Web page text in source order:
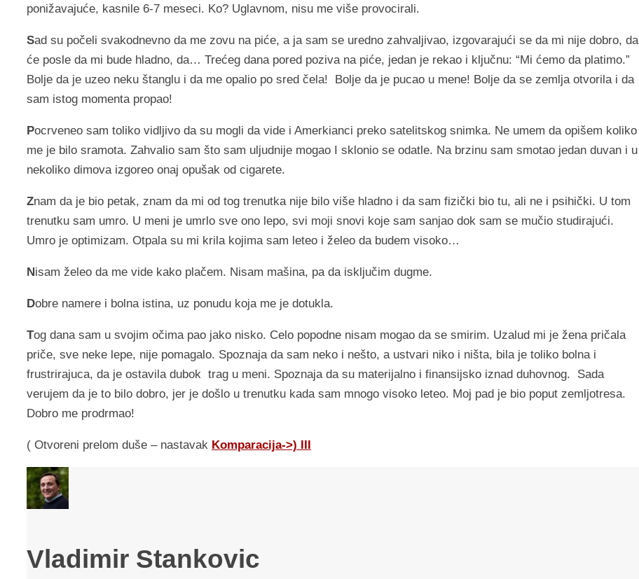
ponižavajuće, kasnile 6-7 meseci. Ko? Uglavnom, nisu me više provocirali.
Sad su počeli svakodnevno da me zovu na piće, a ja sam se uredno zahvaljivao, izgovarajući se da mi nije dobro, da
će posle da mi bude hladno, da… Trećeg dana pored poziva na piće, jedan je rekao i ključnu: “Mi ćemo da platimo.”
Bolje da je uzeo neku štanglu i da me opalio po sred čela! Bolje da je pucao u mene! Bolje da se zemlja otvorila i da
sam istog momenta propao!
Pocrveneo sam toliko vidljivo da su mogli da vide i Amerkianci preko satelitskog snimka. Ne umem da opišem koliko
me je bilo sramota. Zahvalio sam što sam uljudnije mogao I sklonio se odatle. Na brzinu sam smotao jedan duvan i u
nekoliko dimova izgoreo onaj opušak od cigarete.
Znam da je bio petak, znam da mi od tog trenutka nije bilo više hladno i da sam fizički bio tu, ali ne i psihički. U tom
trenutku sam umro. U meni je umrlo sve ono lepo, svi moji snovi koje sam sanjao dok sam se mučio studirajući.
Umro je optimizam. Otpala su mi krila kojima sam leteo i želeo da budem visoko…
Nisam želeo da me vide kako plačem. Nisam mašina, pa da isključim dugme.
Dobre namere i bolna istina, uz ponudu koja me je dotukla.
Tog dana sam u svojim očima pao jako nisko. Celo popodne nisam mogao da se smirim. Uzalud mi je žena pričala
priče, sve neke lepe, nije pomagalo. Spoznaja da sam neko i nešto, a ustvari niko i ništa, bila je toliko bolna i
frustrirajuca, da je ostavila dubok trag u meni. Spoznaja da su materijalno i finansijsko iznad duhovnog. Sada
verujem da je to bilo dobro, jer je došlo u trenutku kada sam mnogo visoko leteo. Moj pad je bio poput zemljotresa.
Dobro me prodrmao!
( Otvoreni prelom duše – nastavak Komparacija->) III
Vladimir Stankovic